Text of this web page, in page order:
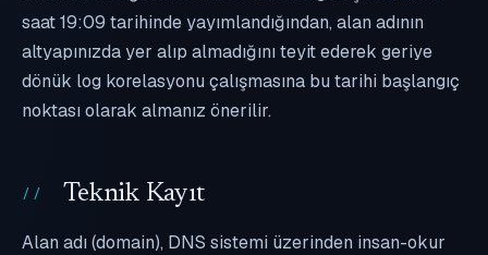
saat 19:09 tarihinde yayımlandığından, alan adının
altyapınızda yer alıp almadığını teyit ederek geriye
dönük log korelasyonu çalışmasına bu tarihi başlangıç
noktası olarak almanız önerilir.
Teknik Kayıt
Alan adı (domain), DNS sistemi üzerinden insan-okur